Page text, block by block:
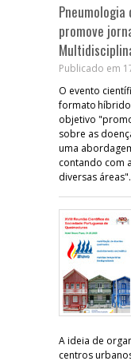
Pneumologia
promove
Publicado em
O evento
formato híbrido
objetivo
sobre as
uma
contando com
diversas áreas".
A ideia de
centros